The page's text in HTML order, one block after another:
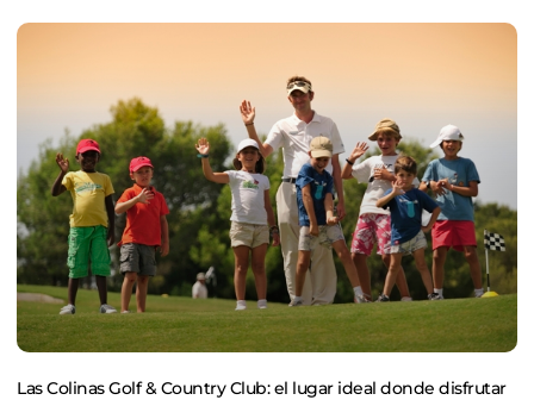
Las Colinas Golf & Country Club: el lugar ideal donde disfrutar